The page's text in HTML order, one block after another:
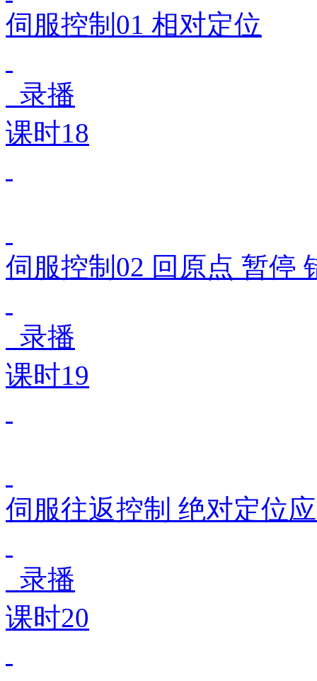
伺服控制01 相对定位
录播
课时18
伺服控制02 回原点 暂停
录播
课时19
伺服往返控制 绝对定位
录播
课时20